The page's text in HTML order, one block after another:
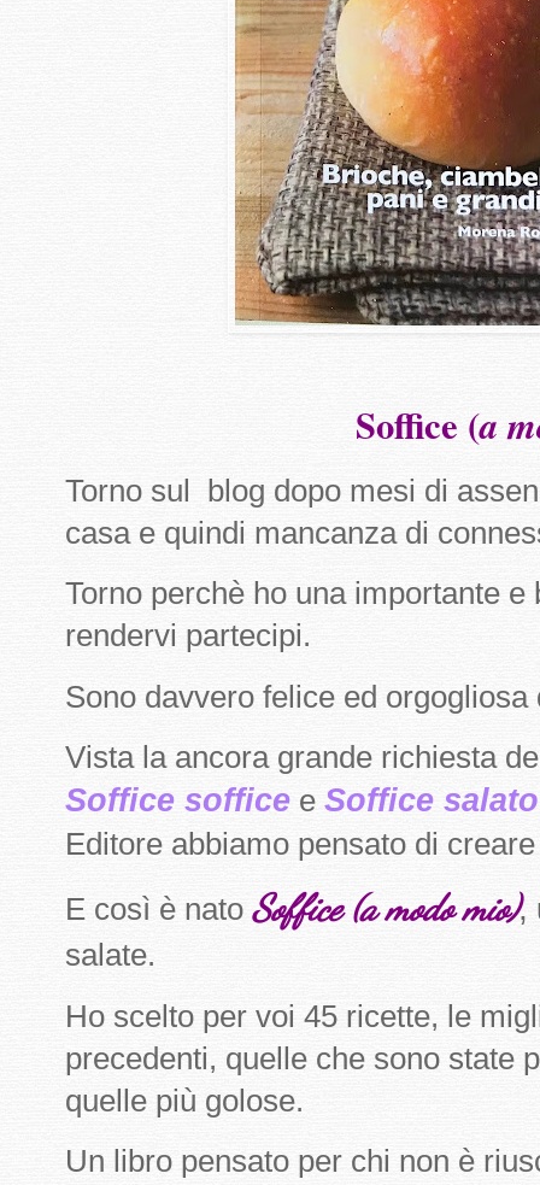
Soffice (a
Torno sul blog dopo mesi di
casa e quindi mancanza di
Torno perchè ho una importante
rendervi partecipi.
Sono davvero felice ed
Vista la ancora grande richiesta
Soffice soffice e Soffice salato
Editore abbiamo pensato di
E così è nato Soffice (a modo mio),
salate.
Ho scelto per voi 45 ricette, le
precedenti, quelle che sono state
quelle più golose.
Un libro pensato per chi non è